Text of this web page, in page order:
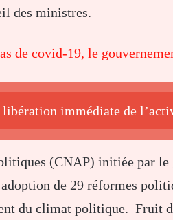
des ministres.
de covid-19, le
immédiate de
(CNAP) initiée par le
de 29 réformes
du climat politique. Fruit